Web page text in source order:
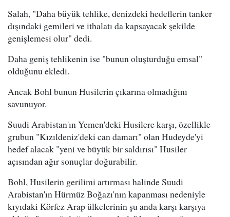
Salah, "Daha büyük tehlike, denizdeki hedeflerin tanker
dışındaki gemileri ve ithalatı da kapsayacak şekilde
genişlemesi olur" dedi.
Daha geniş tehlikenin ise "bunun oluşturduğu emsal"
olduğunu ekledi.
Ancak Bohl bunun Husilerin çıkarına olmadığını
savunuyor.
Suudi Arabistan'ın Yemen'deki Husilere karşı, özellikle
grubun "Kızıldeniz'deki can damarı" olan Hudeyde'yi
hedef alacak "yeni ve büyük bir saldırısı" Husiler
açısından ağır sonuçlar doğurabilir.
Bohl, Husilerin gerilimi artırması halinde Suudi
Arabistan'ın Hürmüz Boğazı'nın kapanması nedeniyle
kıyıdaki Körfez Arap ülkelerinin şu anda karşı karşıya